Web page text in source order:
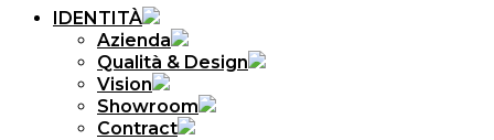
IDENTITÀ
Azienda
Qualità & Design
Vision
Showroom
Contract